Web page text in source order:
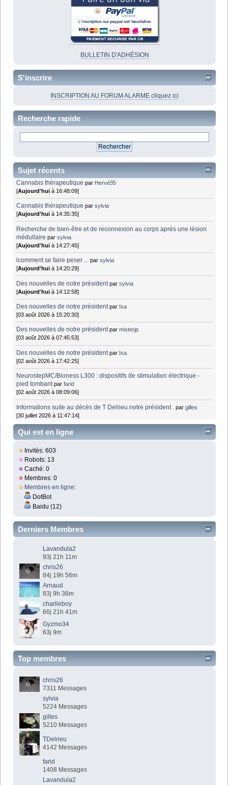
BULLETIN D'ADHÉSION
S'inscrire
INSCRIPTION AU FORUM ALARME cliquez ici
Recherche rapide
Sujet récents
Cannabis thérapeutique par Hervé35
[Aujourd'hui à 16:48:09]
Cannabis thérapeutique parsylvia
[Aujourd'hui à 14:35:35]
Recherche de bien-être et de reconnexion au corps après une lésion
médullaire parsylvia
[Aujourd'hui à 14:27:45]
lcomment se faire peser ... parsylvia
[Aujourd'hui à 14:20:29]
Des nouvelles de notre président parsylvia
[Aujourd'hui à 14:12:58]
Des nouvelles de notre président par Isa
[03 août 2026 à 15:20:30]
Des nouvelles de notre président parmisterjp
[03 août 2026 à 07:45:53]
Des nouvelles de notre président par Isa
[02 août 2026 à 17:42:25]
NeurostepMC/Bioness L300 : dispositifs de stimulation électrique -
pied tombant parfarid
[02 août 2026 à 08:09:06]
Informations suite au décès de T Delrieu notre président . pargilles
[30 juillet 2026 à 11:47:14]
Qui est en ligne
Invités: 603
Robots: 13
Caché: 0
Membres: 0
Membres en ligne:
DotBot
Baidu (12)
Derniers Membres
Lavandula2
93j 21h 11m
chris26
84j 19h 56m
Arnaud
83j 9h 36m
charlieboy
66j 21h 41m
Gyzmo34
63j 9m
Top membres
chris26
7311 Messages
sylvia
5224 Messages
gilles
5210 Messages
TDelrieu
4142 Messages
farid
1408 Messages
Lavandula2